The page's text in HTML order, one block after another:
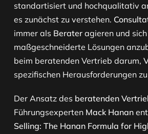
standartisiert und hochqualitativ
es zunächst zu verstehen.
immer als Berater agieren und
maßgeschneiderte Lösungen
beim beratenden Vertrieb darum,
spezifischen Herausforderungen
Der Ansatz des beratenden
Führungsexperten Mack Hanan
Selling: The Hanan Formula for